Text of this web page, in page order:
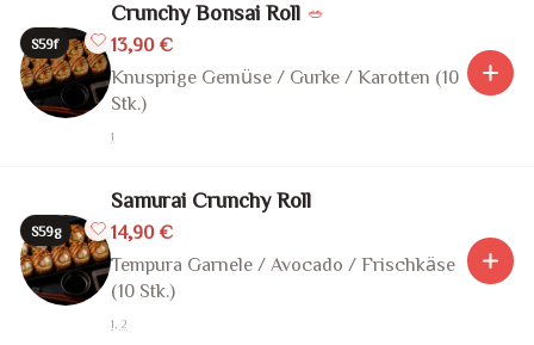
S59f
Crunchy Bonsai Roll 🥗
13,90 €
Knusprige Gemüse / Gurke / Karotten (10
Stk.)
1
S59g
Samurai Crunchy Roll
14,90 €
Tempura Garnele / Avocado / Frischkäse
(10 Stk.)
1, 2